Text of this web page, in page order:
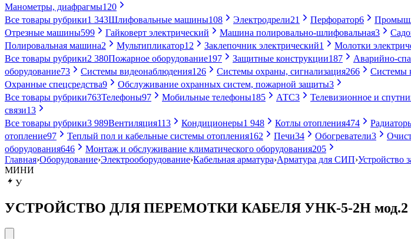
Манометры, диафрагмы120
Все товары рубрики1 343Шлифовальные машины108 Электродрели21 Перфоратор6
Отрезные машины599 Гайковерт электрический Машина полировально-шлифовальная3
Полировальная машина2 Мультипликатор12 Заклепочник электрический1 Молотки
Все товары рубрики2 380Пожарное оборудование197 Защитные конструкции187 Аварийно-
оборудование73 Системы видеонаблюдения126 Системы охраны, сигнализация266 Системы
Охранные спецсредства9 Обслуживание охранных систем, пожарной защиты3
Все товары рубрики763Телефоны97 Мобильные телефоны185 АТС3 Телевизионное и
связи13
Все товары рубрики3 989Вентиляция113 Кондиционеры1 948 Котлы отопления474
отопление97 Теплый пол и кабельные системы отопления162 Печи34 Обогреватели3
оборудования646 Монтаж и обслуживание климатического оборудования205
Главная›Оборудование›Электрооборудование›Кабельная арматура›Арматура для СИП›Устройство
МИНИ
У
УСТРОЙСТВО ДЛЯ ПЕРЕМОТКИ КАБЕЛЯ УНК-5-2Н